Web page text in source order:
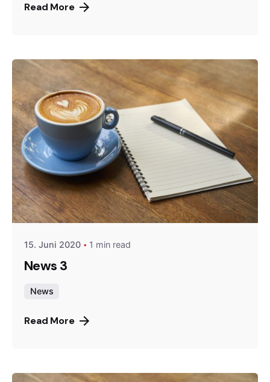
Read More
Posted by
Gernot
15. Juni 2020 1 min read
News 3
News
Read More